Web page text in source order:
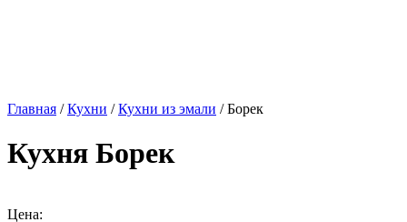
Главная /Кухни /Кухни из эмали / Борек
Кухня Борек
Цена: